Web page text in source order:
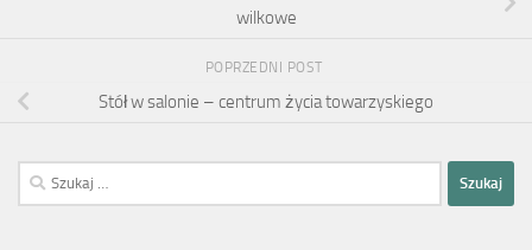
wilkowe
POPRZEDNI POST
Stół w salonie – centrum życia towarzyskiego
Szukaj: